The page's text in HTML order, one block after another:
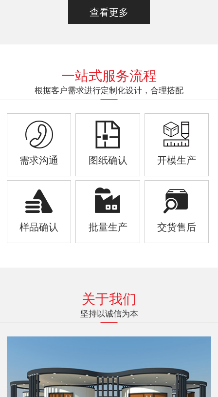
查看更多
一站式服务流程
根据客户需求进行定制化设计，合理搭配
需求沟通 图纸确认 开模生产
样品确认 批量生产 交货售后
关于我们
坚持以诚信为本